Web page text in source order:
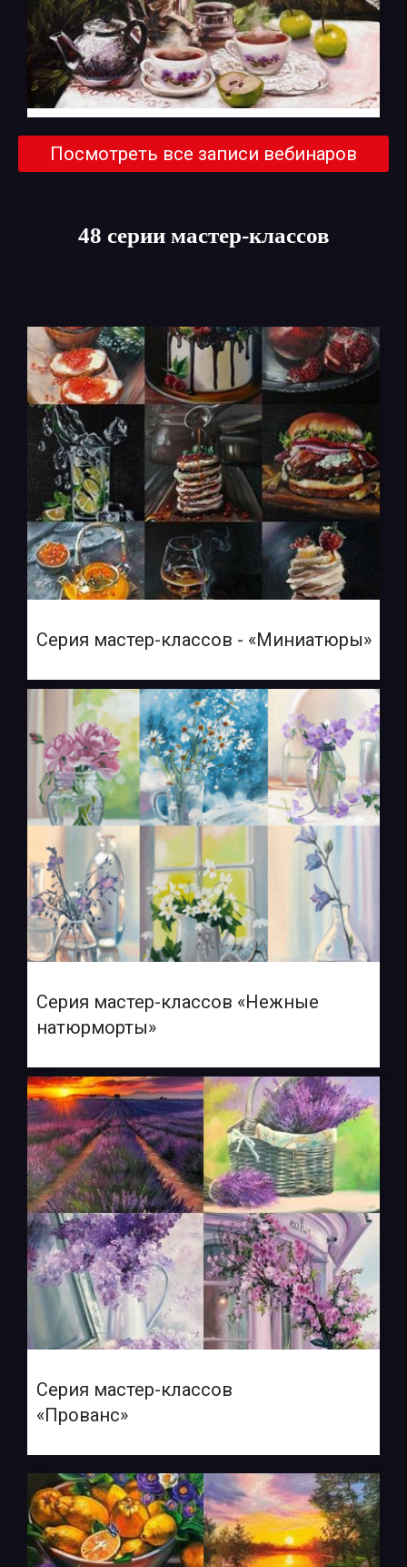
Посмотреть все записи вебинаров
48 серии мастер-классов
Серия мастер-классов - «Миниатюры»
Серия мастер-классов «Нежные
натюрморты»
Серия мастер-классов
«Прованс»